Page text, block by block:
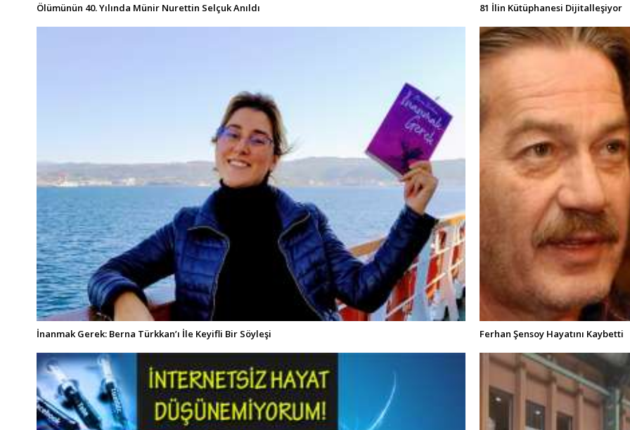
Ölümünün 40. Yılında Münir Nurettin Selçuk Anıldı 81 İlin Kütüphanesi Dijitalleşiyor
İnanmak Gerek: Berna Türkkan’ı İle Keyifli Bir Söyleşi Ferhan Şensoy Hayatını Kaybetti